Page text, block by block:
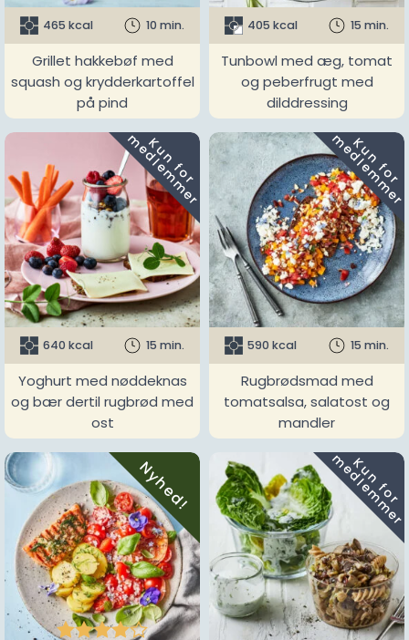
465 kcal 10 min.
Grillet hakkebøf med
squash og krydderkartoffel
på pind
405 kcal 15 min.
Tunbowl med æg, tomat
og peberfrugt med
dilddressing
K
u
n
f
o
r
m
e
d
l
e
m
m
e
r
640 kcal 15 min.
Yoghurt med nøddeknas
og bær dertil rugbrød med
ost
K
u
n
f
o
r
m
e
d
l
e
m
m
e
r
590 kcal 15 min.
Rugbrødsmad med
tomatsalsa, salatost og
mandler
Nyhed!

K
u
n
f
o
r
m
e
d
l
e
m
m
e
r